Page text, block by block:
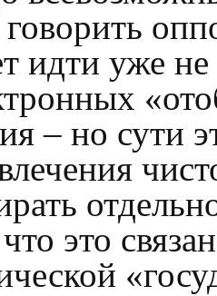
идти уже не
– но сути
это